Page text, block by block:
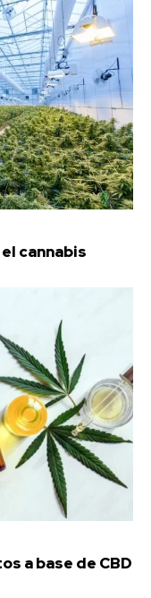
cannabis
a base de CBD